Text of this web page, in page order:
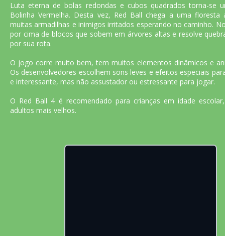
Luta eterna de bolas redondas e cubos quadrados torna-se
Bolinha Vermelha. Desta vez, Red Ball chega a uma floresta
muitas armadilhas e inimigos irritados esperando no caminho.
por cima de blocos que sobem em árvores altas e resolve
por sua rota.
O jogo corre muito bem, tem muitos elementos dinâmicos e
Os desenvolvedores escolhem sons leves e efeitos especiais
e interessante, mas não assustador ou estressante para jogar.
O Red Ball 4 é recomendado para crianças em idade
adultos mais velhos.